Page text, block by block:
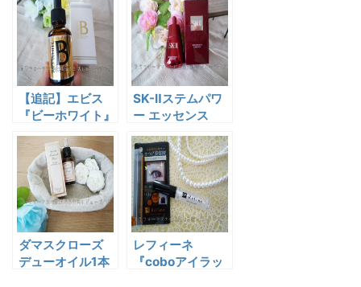
【追記】エビス
『ビーホワイト』
はシミの種類で効
果が違うかも！！
SK-Ⅱステムパワ
ー エッセンス
で、毛穴を目立た
なくできる？
ダマスクローズ
デューオイル1本
レフィーネ
『coboアイラッ